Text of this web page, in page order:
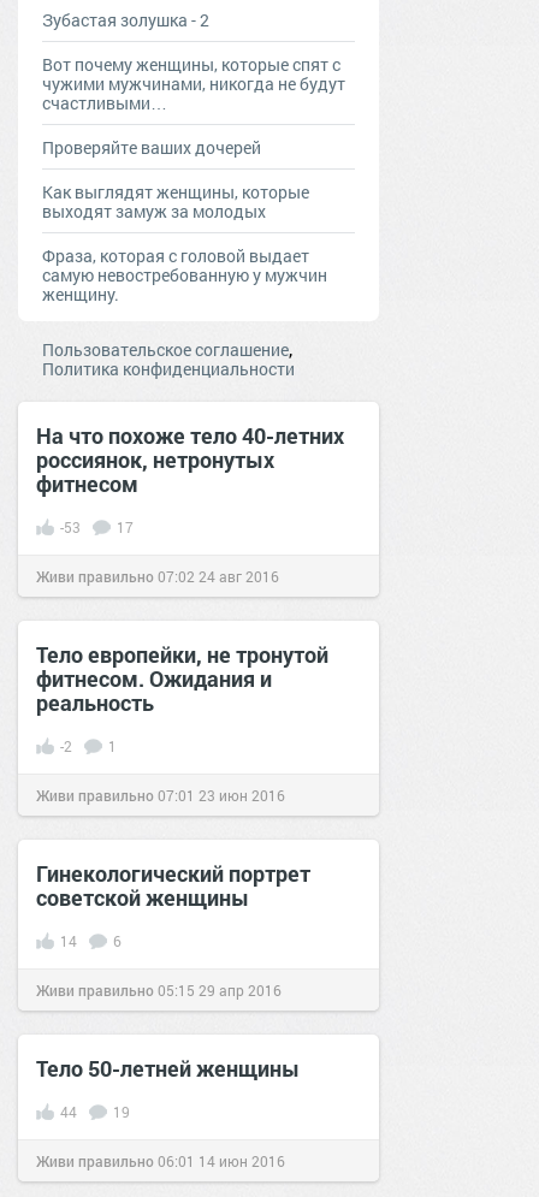
Зубастая золушка - 2
Вот почему женщины, которые спят с
чужими мужчинами, никогда не будут
счастливыми…
Проверяйте ваших дочерей
Как выглядят женщины, которые
выходят замуж за молодых
Фраза, которая с головой выдает
самую невостребованную у мужчин
женщину.
Пользовательское соглашение,
Политика конфиденциальности
На что похоже тело 40-летних
россиянок, нетронутых
фитнесом
-53 17
Живи правильно07:02 24 авг 2016
Тело европейки, не тронутой
фитнесом. Ожидания и
реальность
-2 1
Живи правильно07:01 23 июн 2016
Гинекологический портрет
советской женщины
14 6
Живи правильно05:15 29 апр 2016
Тело 50-летней женщины
44 19
Живи правильно06:01 14 июн 2016